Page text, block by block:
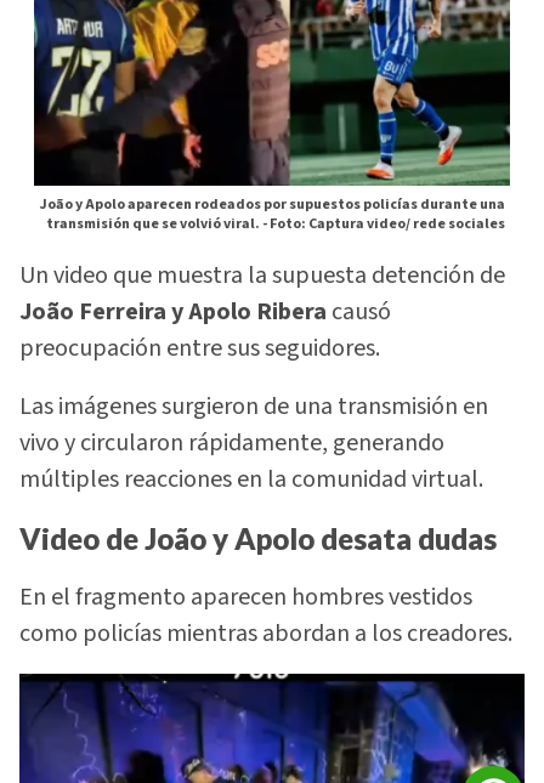
João y Apolo aparecen rodeados por supuestos policías durante una
transmisión que se volvió viral. -Foto: Captura video/ rede sociales
Un video que muestra la supuesta detención de
João Ferreira y Apolo Ribera causó
preocupación entre sus seguidores.
Las imágenes surgieron de una transmisión en
vivo y circularon rápidamente, generando
múltiples reacciones en la comunidad virtual.
Video de João y Apolo desata dudas
En el fragmento aparecen hombres vestidos
como policías mientras abordan a los creadores.